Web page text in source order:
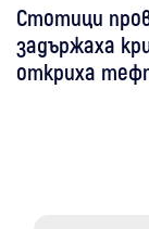
Стотици
задържаха
откриха